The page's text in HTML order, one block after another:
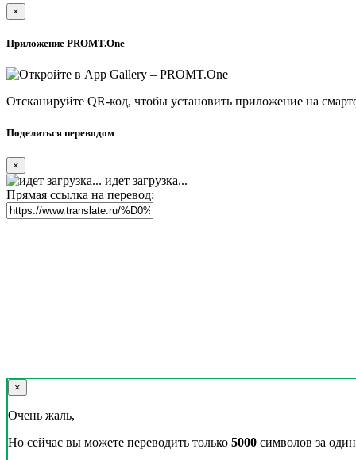
×
Приложение PROMT.One
Отсканируйте QR-код, чтобы установить приложение на
Поделиться переводом
×
идет загрузка...
Прямая ссылка на перевод:
×
Очень жаль,
Но сейчас вы можете переводить только 5000 символов за